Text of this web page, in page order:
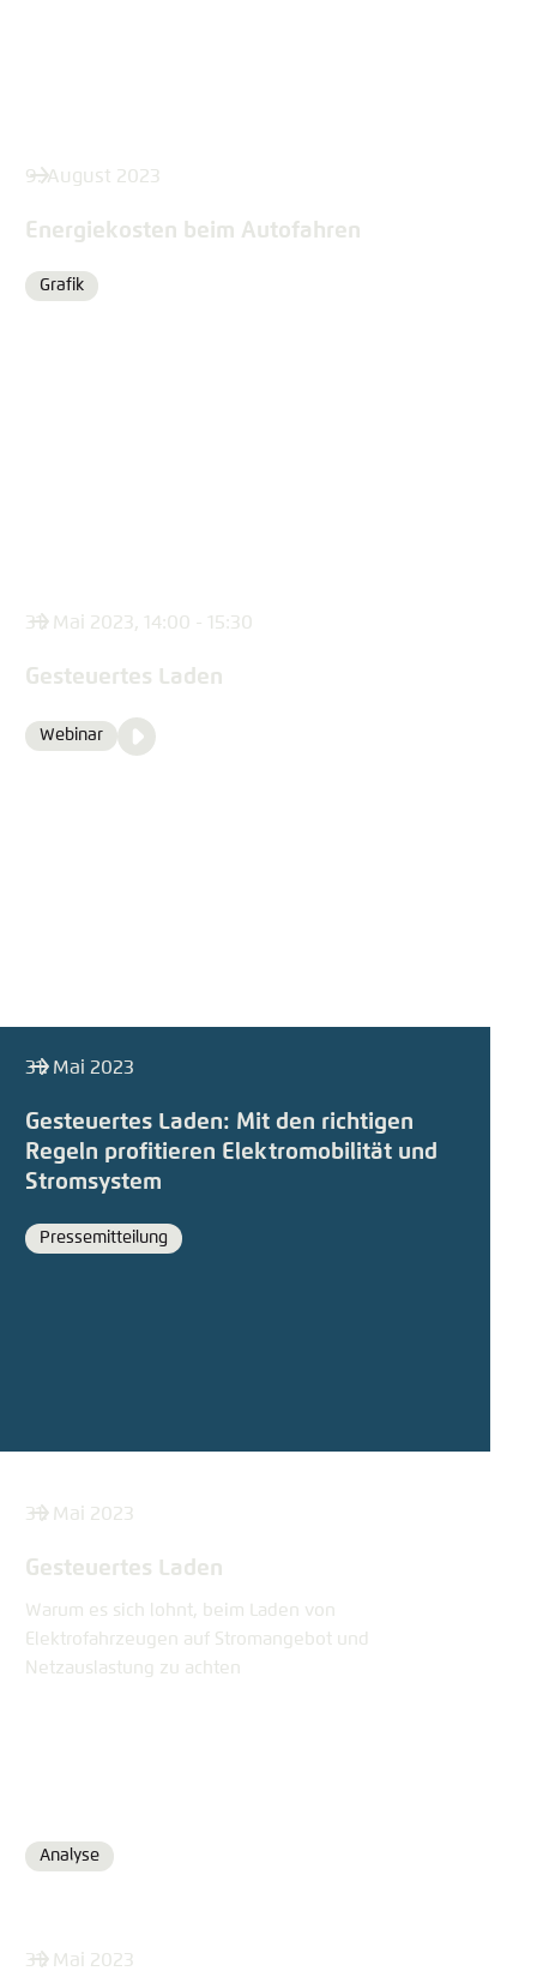
9. August 2023
Energiekosten beim Autofahren
Format
Grafik
31. Mai 2023, 14:00 - 15:30
Gesteuertes Laden
Format
Webinar
Media
Video
31. Mai 2023
Gesteuertes Laden: Mit den richtigen
Regeln profitieren Elektromobilität und
Stromsystem
Format
Pressemitteilung
31. Mai 2023
Gesteuertes Laden
Warum es sich lohnt, beim Laden von
Elektrofahrzeugen auf Stromangebot und
Netzauslastung zu achten
Format
Analyse
31. Mai 2023